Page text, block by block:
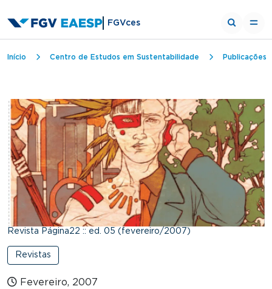
FGVces
Trilha de navegação
Início Centro de Estudos em Sustentabilidade Publicações
Revista Página22 :: ed. 05 (fevereiro/2007)
Revistas
Fevereiro, 2007